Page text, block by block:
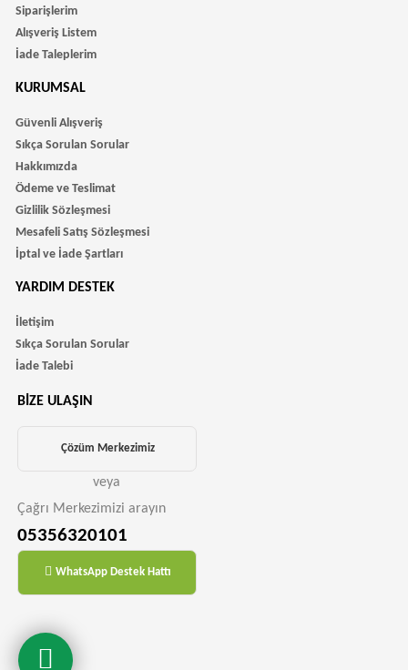
Siparişlerim
Alışveriş Listem
İade Taleplerim
KURUMSAL
Güvenli Alışveriş
Sıkça Sorulan Sorular
Hakkımızda
Ödeme ve Teslimat
Gizlilik Sözleşmesi
Mesafeli Satış Sözleşmesi
İptal ve İade Şartları
YARDIM DESTEK
İletişim
Sıkça Sorulan Sorular
İade Talebi
BIZE ULAŞIN
Çözüm Merkezimiz
veya
Çağrı Merkezimizi arayın
05356320101
WhatsApp Destek Hattı